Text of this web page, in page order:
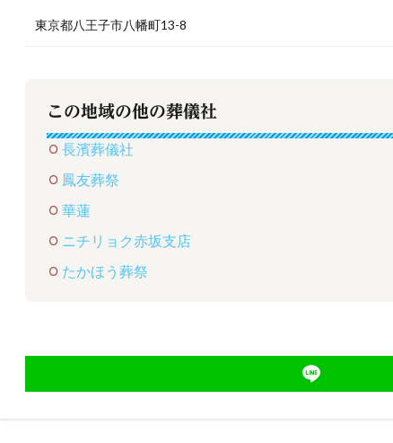
東京都八王子市八幡町13-8
この地域の他の葬儀社
長濱葬儀社
鳳友葬祭
華蓮
ニチリョク赤坂支店
たかほう葬祭